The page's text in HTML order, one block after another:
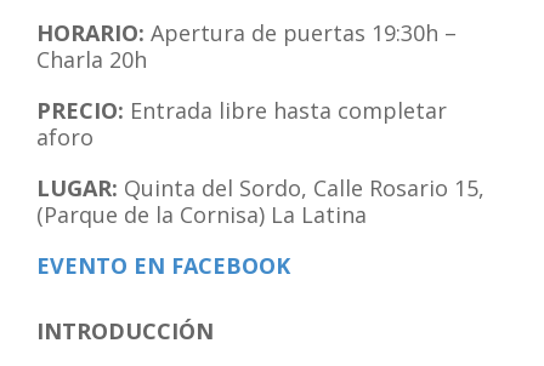
HORARIO: Apertura de puertas 19:30h –
Charla 20h
PRECIO: Entrada libre hasta completar
aforo
LUGAR: Quinta del Sordo, Calle Rosario 15,
(Parque de la Cornisa) La Latina
EVENTO EN FACEBOOK
INTRODUCCIÓN